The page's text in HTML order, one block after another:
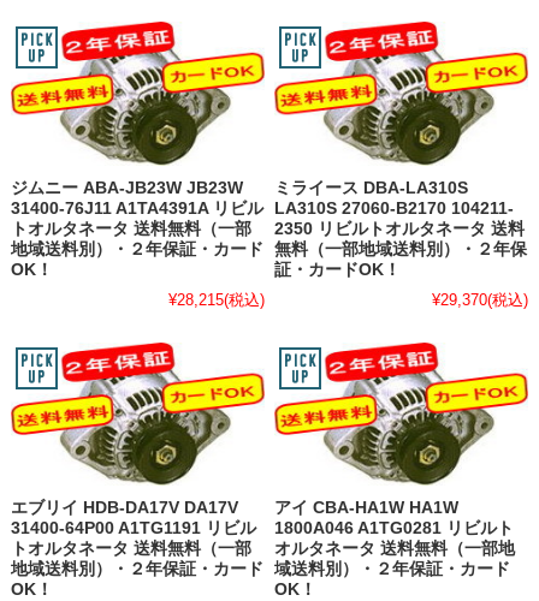
ジムニー ABA-JB23W JB23W
31400-76J11 A1TA4391A リビル
トオルタネータ 送料無料（一部
地域送料別）・２年保証・カード
OK！
¥28,215(税込)
ミライース DBA-LA310S
LA310S 27060-B2170 104211-
2350 リビルトオルタネータ 送料
無料（一部地域送料別）・２年保
証・カードOK！
¥29,370(税込)
エブリイ HDB-DA17V DA17V
31400-64P00 A1TG1191 リビル
トオルタネータ 送料無料（一部
地域送料別）・２年保証・カード
OK！
アイ CBA-HA1W HA1W
1800A046 A1TG0281 リビルト
オルタネータ 送料無料（一部地
域送料別）・２年保証・カード
OK！